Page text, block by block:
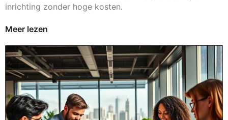
inrichting zonder hoge kosten.
Meer lezen